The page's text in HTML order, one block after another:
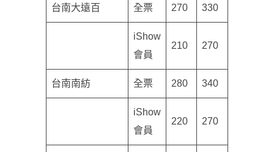
台南大遠百 全票 270 330
iShow
會員
210 270
台南南紡 全票 280 340
iShow
會員
220 270